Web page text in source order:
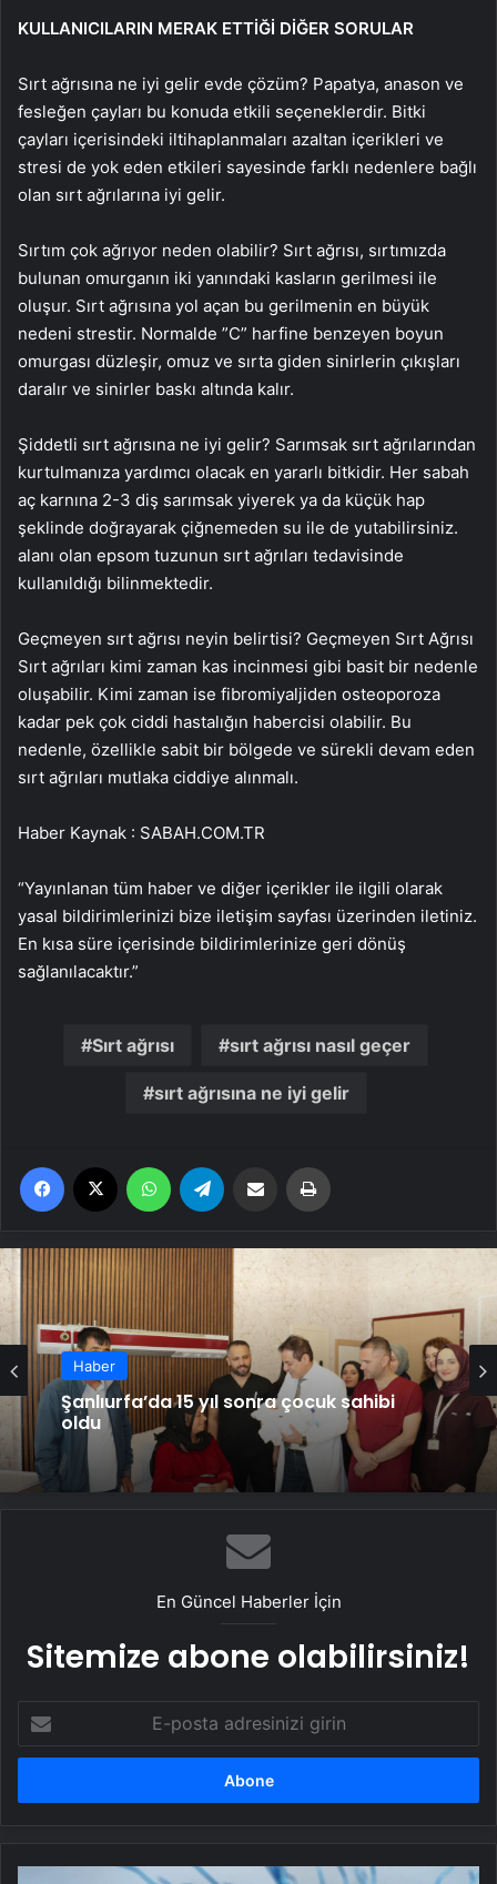
KULLANICILARIN MERAK ETTİĞİ DİĞER SORULAR
Sırt ağrısına ne iyi gelir evde çözüm? Papatya, anason ve
fesleğen çayları bu konuda etkili seçeneklerdir. Bitki
çayları içerisindeki iltihaplanmaları azaltan içerikleri ve
stresi de yok eden etkileri sayesinde farklı nedenlere bağlı
olan sırt ağrılarına iyi gelir.
Sırtım çok ağrıyor neden olabilir? Sırt ağrısı, sırtımızda
bulunan omurganın iki yanındaki kasların gerilmesi ile
oluşur. Sırt ağrısına yol açan bu gerilmenin en büyük
nedeni strestir. Normalde ”C” harfine benzeyen boyun
omurgası düzleşir, omuz ve sırta giden sinirlerin çıkışları
daralır ve sinirler baskı altında kalır.
Şiddetli sırt ağrısına ne iyi gelir? Sarımsak sırt ağrılarından
kurtulmanıza yardımcı olacak en yararlı bitkidir. Her sabah
aç karnına 2-3 diş sarımsak yiyerek ya da küçük hap
şeklinde doğrayarak çiğnemeden su ile de yutabilirsiniz.
alanı olan epsom tuzunun sırt ağrıları tedavisinde
kullanıldığı bilinmektedir.
Geçmeyen sırt ağrısı neyin belirtisi? Geçmeyen Sırt Ağrısı
Sırt ağrıları kimi zaman kas incinmesi gibi basit bir nedenle
oluşabilir. Kimi zaman ise fibromiyaljiden osteoporoza
kadar pek çok ciddi hastalığın habercisi olabilir. Bu
nedenle, özellikle sabit bir bölgede ve sürekli devam eden
sırt ağrıları mutlaka ciddiye alınmalı.
Haber Kaynak : SABAH.COM.TR
“Yayınlanan tüm haber ve diğer içerikler ile ilgili olarak
yasal bildirimlerinizi bize iletişim sayfası üzerinden iletiniz.
En kısa süre içerisinde bildirimlerinize geri dönüş
sağlanılacaktır.”
Sırt ağrısı sırt ağrısı nasıl geçer
sırt ağrısına ne iyi gelir
Facebook WhatsApp Email'den paylaş
Haber
Şanlıurfa’da 15 yıl sonra çocuk sahibi
oldu
En Güncel Haberler İçin
Sitemize abone olabilirsiniz!
posta
adresinizi